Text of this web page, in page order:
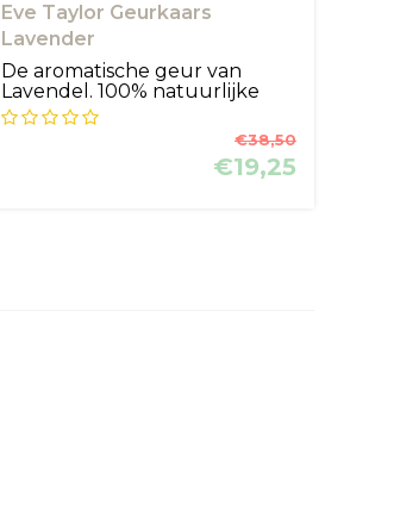
Eve Taylor Geurkaars
Lavender
De aromatische geur van
Lavendel. 100% natuurlijke
kaars op ...
€38,50
€19,25